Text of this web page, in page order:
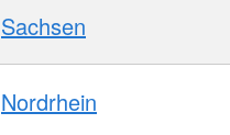
Sachsen
Nordrhein